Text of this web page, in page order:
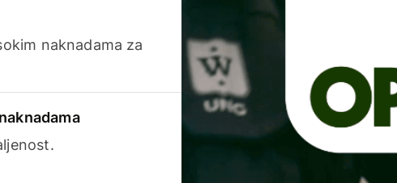
naknadama za